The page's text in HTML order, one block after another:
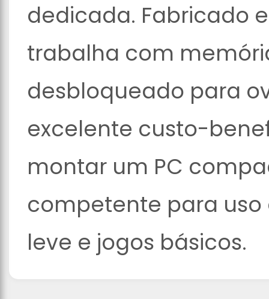
dedicada. Fabricado
trabalha com
desbloqueado para
excelente custo-
montar um PC
competente para
leve e jogos básicos.